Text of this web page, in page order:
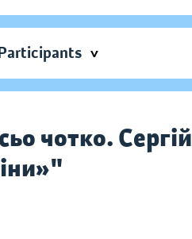
чотко. Сергій